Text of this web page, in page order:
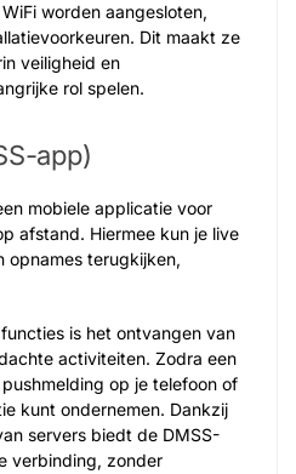
worden aangesloten,
Dit maakt ze
veiligheid en
rol spelen.
app)
mobiele applicatie voor
afstand. Hiermee kun je live
opnames terugkijken,
is het ontvangen van
activiteiten. Zodra een
op je telefoon of
kunt ondernemen. Dankzij
servers biedt de DMSS-
verbinding, zonder